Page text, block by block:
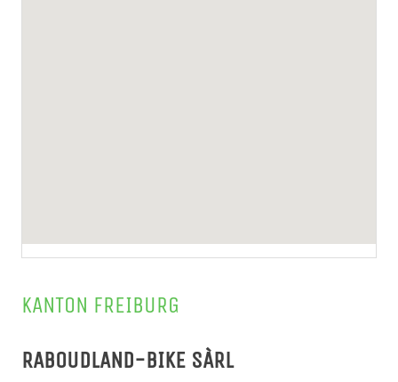
KANTON FREIBURG
RABOUDLAND-BIKE SÀRL